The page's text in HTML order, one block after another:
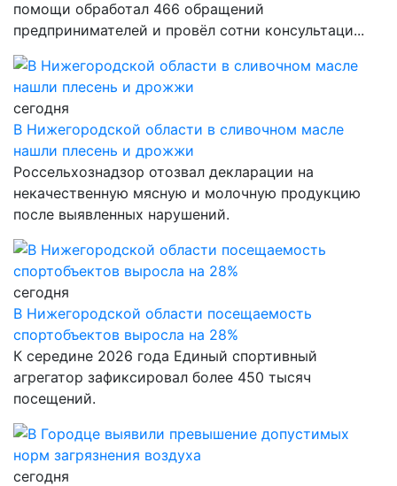
помощи обработал 466 обращений
предпринимателей и провёл сотни консультаци...
сегодня
В Нижегородской области в сливочном масле
нашли плесень и дрожжи
Россельхознадзор отозвал декларации на
некачественную мясную и молочную продукцию
после выявленных нарушений.
сегодня
В Нижегородской области посещаемость
спортобъектов выросла на 28%
К середине 2026 года Единый спортивный
агрегатор зафиксировал более 450 тысяч
посещений.
сегодня